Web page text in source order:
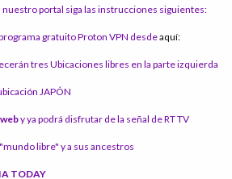
portal siga las instrucciones siguientes:
gratuito Proton VPN desdeaquí:
tres Ubicaciones libres en la parte izquierda
JAPÓN
y ya podrá disfrutar de la señal de RT TV
libre" y a sus ancestros
TODAY